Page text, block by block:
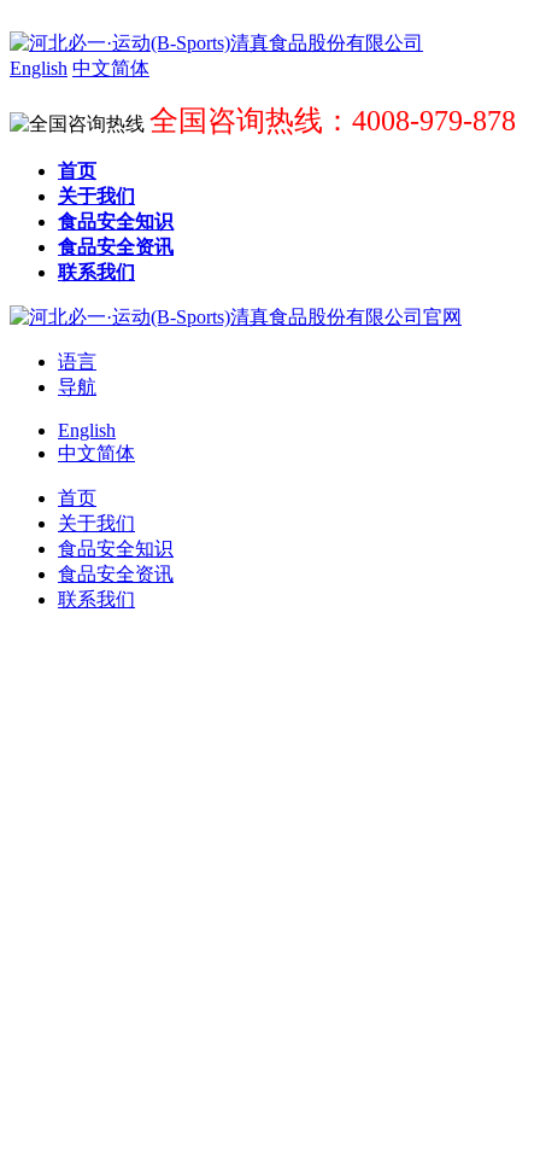
English 中文简体
全国咨询热线：4008-979-878
首页
关于我们
食品安全知识
食品安全资讯
联系我们
语言
导航
English
中文简体
首页
关于我们
食品安全知识
食品安全资讯
联系我们